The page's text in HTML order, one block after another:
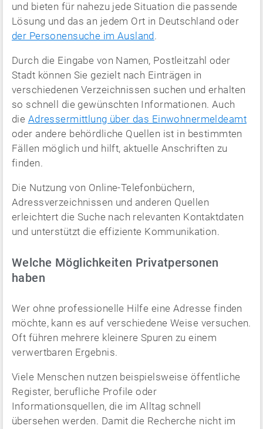
und bieten für nahezu jede Situation die passende
Lösung und das an jedem Ort in Deutschland oder
der Personensuche im Ausland.
Durch die Eingabe von Namen, Postleitzahl oder
Stadt können Sie gezielt nach Einträgen in
verschiedenen Verzeichnissen suchen und erhalten
so schnell die gewünschten Informationen. Auch
die Adressermittlung über das Einwohnermeldeamt
oder andere behördliche Quellen ist in bestimmten
Fällen möglich und hilft, aktuelle Anschriften zu
finden.
Die Nutzung von Online-Telefonbüchern,
Adressverzeichnissen und anderen Quellen
erleichtert die Suche nach relevanten Kontaktdaten
und unterstützt die effiziente Kommunikation.
Welche Möglichkeiten Privatpersonen
haben
Wer ohne professionelle Hilfe eine Adresse finden
möchte, kann es auf verschiedene Weise versuchen.
Oft führen mehrere kleinere Spuren zu einem
verwertbaren Ergebnis.
Viele Menschen nutzen beispielsweise öffentliche
Register, berufliche Profile oder
Informationsquellen, die im Alltag schnell
übersehen werden. Damit die Recherche nicht im